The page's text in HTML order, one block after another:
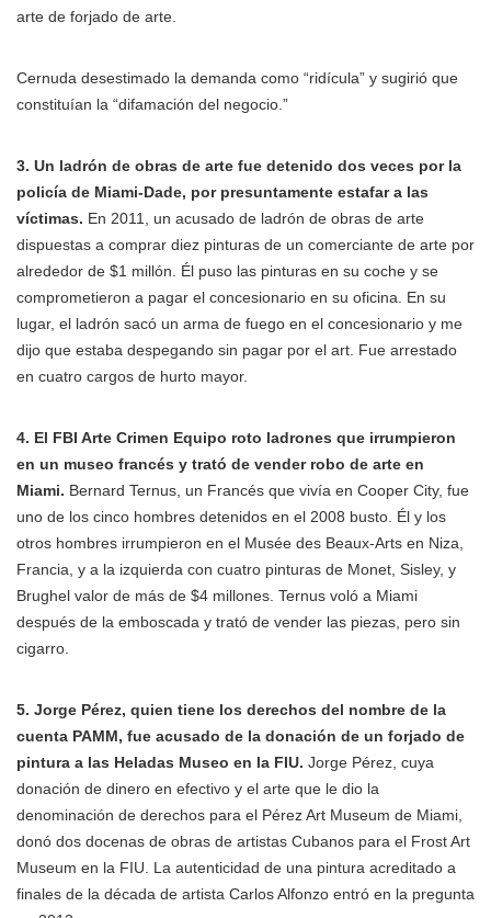
arte de forjado de arte.
Cernuda desestimado la demanda como “ridícula” y sugirió que
constituían la “difamación del negocio.”
3. Un ladrón de obras de arte fue detenido dos veces por la
policía de Miami-Dade, por presuntamente estafar a las
víctimas. En 2011, un acusado de ladrón de obras de arte
dispuestas a comprar diez pinturas de un comerciante de arte por
alrededor de $1 millón. Él puso las pinturas en su coche y se
comprometieron a pagar el concesionario en su oficina. En su
lugar, el ladrón sacó un arma de fuego en el concesionario y me
dijo que estaba despegando sin pagar por el art. Fue arrestado
en cuatro cargos de hurto mayor.
4. El FBI Arte Crimen Equipo roto ladrones que irrumpieron
en un museo francés y trató de vender robo de arte en
Miami. Bernard Ternus, un Francés que vivía en Cooper City, fue
uno de los cinco hombres detenidos en el 2008 busto. Él y los
otros hombres irrumpieron en el Musée des Beaux-Arts en Niza,
Francia, y a la izquierda con cuatro pinturas de Monet, Sisley, y
Brughel valor de más de $4 millones. Ternus voló a Miami
después de la emboscada y trató de vender las piezas, pero sin
cigarro.
5. Jorge Pérez, quien tiene los derechos del nombre de la
cuenta PAMM, fue acusado de la donación de un forjado de
pintura a las Heladas Museo en la FIU. Jorge Pérez, cuya
donación de dinero en efectivo y el arte que le dio la
denominación de derechos para el Pérez Art Museum de Miami,
donó dos docenas de obras de artistas Cubanos para el Frost Art
Museum en la FIU. La autenticidad de una pintura acreditado a
finales de la década de artista Carlos Alfonzo entró en la pregunta